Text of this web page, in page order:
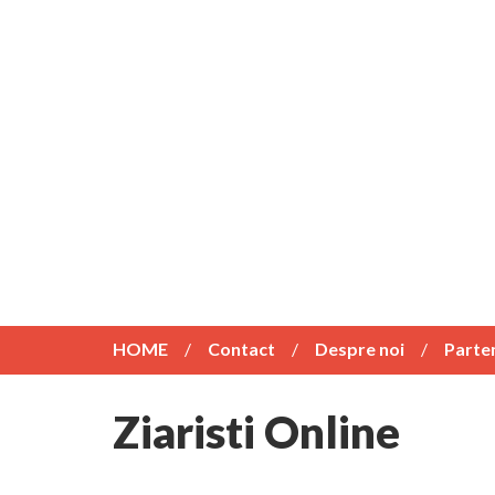
HOME Contact Despre noi
Ziaristi Online